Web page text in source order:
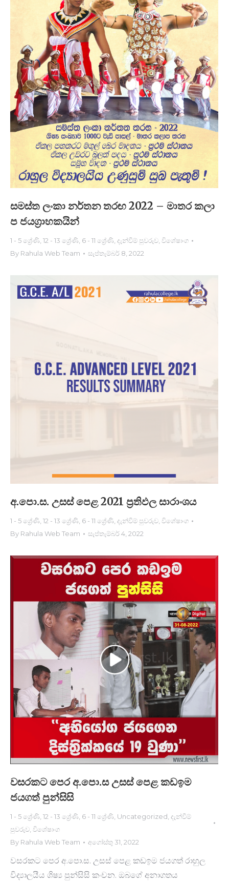
සමස්ත ලංකා නර්තන තරඟ 2022 – මාතර කලා​
ප ජයග්‍රාහකයි​න්
1 - 5 ශ්‍රේණි, 12 - 13 ශ්‍රේණි, 6 - 11 ශ්‍රේණි, දැන්වීම් පුවරුව, විශේෂාංග
By Rahula Web Team සැප්තැම්බර් 8, 2022
අ.පො.ස. උසස් පෙළ 2021 ප්‍රතිඵල සාරාංශ​ය
1 - 5 ශ්‍රේණි 12 - 13 ශ්‍රේණි 6 - 11 ශ්‍රේණි දැන්වීම් පුවරුව විශේෂාංග
By Rahula Web Team සැප්තැම්බර් 4, 2022
වසරකට පෙර අ.පො.ස උසස් පෙළ කඩඉම
ජයගත් පුන්සි​සි
1 - 5 ශ්‍රේණි 12 - 13 ශ්‍රේණි 6 - 11 ශ්‍රේණි Uncategorized දැන්වීම්
පුවරුව විශේෂාංග
By Rahula Web Team අගෝස්තු 31, 2022
වසරකට පෙර අ.පො.ස. උසස් පෙළ කඩඉම ජයගත් රාහුල
විද්‍යාලයීය ශිෂ්‍ය පුන්සිසි කංචන. ඔබගේ අනාගතය